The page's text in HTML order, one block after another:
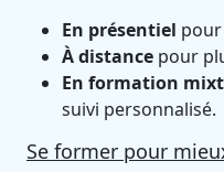
En présentiel
À distance pour
En formation
suivi personnalisé.
Se former pour